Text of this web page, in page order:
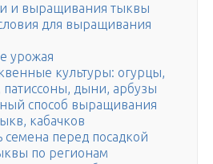
и выращивания тыквы
для выращивания
урожая
культуры: огурцы,
патиссоны, дыни, арбузы
способ выращивания
кабачков
семена перед посадкой
по регионам